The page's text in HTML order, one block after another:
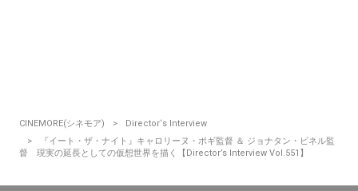
CINEMORE(シネモア)
Director‘s Interview
『イート・ザ・ナイト』キャロリーヌ・ポギ監督 ＆ ジョナタン・ビネル監
督 現実の延長としての仮想世界を描く【Director’s Interview Vol.551】